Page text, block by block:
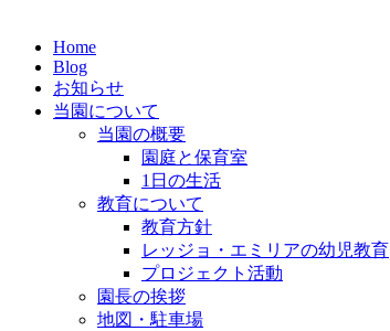
Home
Blog
お知らせ
当園について
当園の概要
園庭と保育室
1日の生活
教育について
教育方針
レッジョ・エミリアの幼児教育
プロジェクト活動
園長の挨拶
地図・駐車場